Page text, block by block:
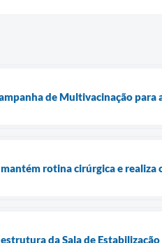
de Multivacinação para
rotina cirúrgica e realiza
da Sala de